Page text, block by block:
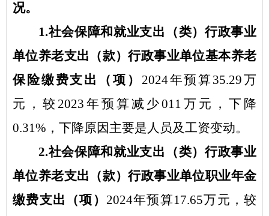
况。
1.社会保障和就业支出（类）行政事业
单位养老支出（款）行政事业单位基本养老
保险缴费支出
（项） 2024年预算 35.29万
元， 较 2023 年 预算减少011 万元，下降
0.31% ，下降原因主要是人员及工资变动。
2.社会保障和就业支出（类）行政事业
单位养老支出（款）行政事业单位职业年金
缴费支出
（项） 2024年预算17.65万元，较